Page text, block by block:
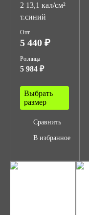
2 13,1 кал/см²
т.синий
Опт
5 440 ₽
Розница
5 984 ₽
Выбрать
размер
Сравнить
В избранное